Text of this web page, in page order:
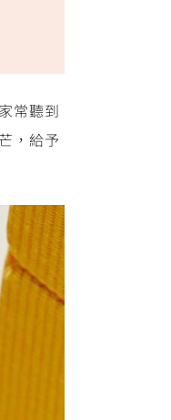
常聽到
，給予